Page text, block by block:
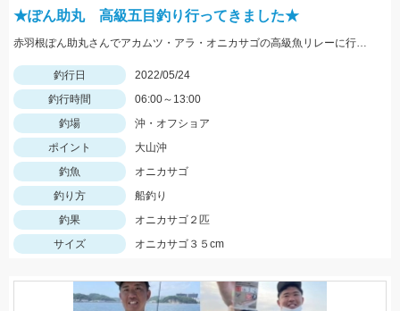
★ぽん助丸 高級五目釣り行ってきました★
赤羽根ぽん助丸さんでアカムツ・アラ・オニカサゴの高級魚リレーに行ってきました。下潮が動かず苦戦しましたがオニカサゴGETです
釣行日
2022/05/24
釣行時間
06:00～13:00
釣場
沖・オフショア
ポイント
大山沖
釣魚
オニカサゴ
釣り方
船釣り
釣果
オニカサゴ２匹
サイズ
オニカサゴ３５cm